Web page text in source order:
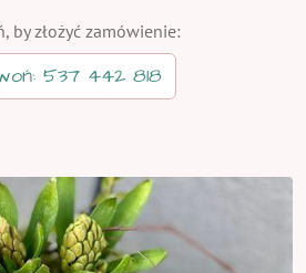
by złożyć zamówienie:
537 442 818